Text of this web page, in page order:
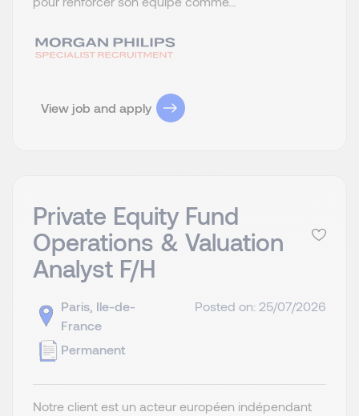
View job and apply
Private Equity Fund
Operations & Valuation
Analyst F/H
Paris, Ile-de-
France
Permanent
Posted on: 25/07/2026
Notre client est un acteur européen indépendant